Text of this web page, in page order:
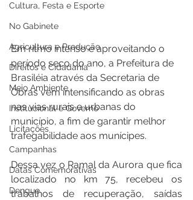
Cultura, Festa e Esporte
No Gabinete
Agricultura e Produção
Direitos e Cidadania
Meio Ambiente
Institucional e Governo
Licitações
Campanhas
Datas Comemorativas
Dengue
Em ritmo intenso e aproveitando o
período seco do ano, a Prefeitura de
Brasiléia através da Secretaria de
Obras vem intensificando as obras
nas vias rurais e urbanas do
município, a fim de garantir melhor
trafegabilidade aos munícipes.
Dessa vez o Ramal da Aurora que fica
localizado no km 75, recebeu os
trabalhos de recuperação, saídas